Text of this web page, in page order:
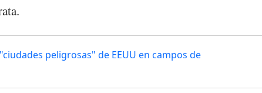
peligrosas" de EEUU en campos de